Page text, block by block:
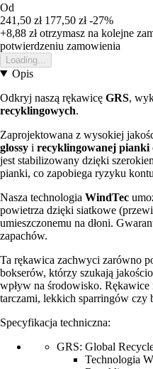
Od
241,50 zł 177,50 zł -27%
+8,88 złotrzymasz na kolejne
potwierdzeniu zamowienia
Loading...
Opis
Odkryj naszą rękawicę GRS,
recyklingowych.
Zaprojektowana z wysokiej
glossy i recyklingowanej pianki
jest stabilizowany dzięki
pianki, co zapobiega ryzyku
Nasza technologia WindTec
powietrza dzięki siatkowe
umieszczonemu na dłoni.
zapachów.
Ta rękawica zachwyci zarówno
bokserów, którzy szukają
wpływ na środowisko.
tarczami, lekkich sparringów czy
Specyfikacja techniczna:
GRS: Global
Technologia